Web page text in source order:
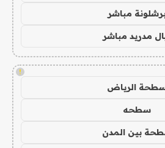
مباشر
مدريد مباشر
!
الرياض
سطحه
بين المدن